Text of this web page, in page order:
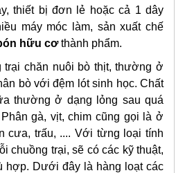
thiết bị đơn lẻ hoặc cả 1 dây
máy móc làm, sản xuất chế
hữu cơthành phẩm.
trại chăn nuôi bò thịt, thường ở
bò với đệm lót sinh học. Chất
thường ở dạng lỏng sau quá
gà, vịt, chim cũng gọi là ở
cưa, trấu, .... Với từng loại tính
chuồng trại, sẽ có các kỹ thuật,
hợp. Dưới đây là hàng loạt các